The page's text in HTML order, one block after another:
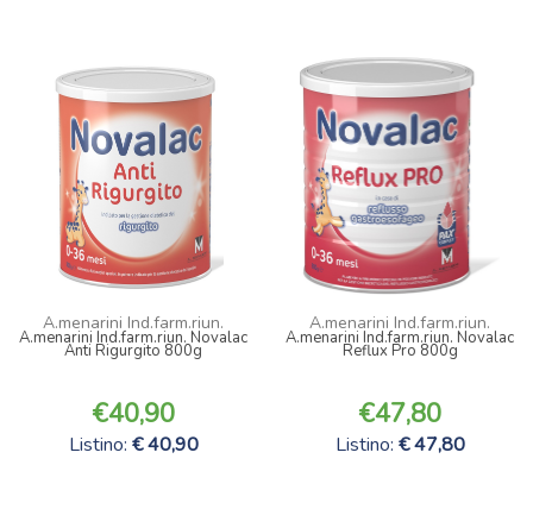
A.menarini Ind.farm.riun.
A.menarini Ind.farm.riun. Novalac
Anti Rigurgito 800g
40,90
Listino: 40,90
A.menarini Ind.farm.riun.
A.menarini Ind.farm.riun. Novalac
Reflux Pro 800g
47,80
Listino: 47,80